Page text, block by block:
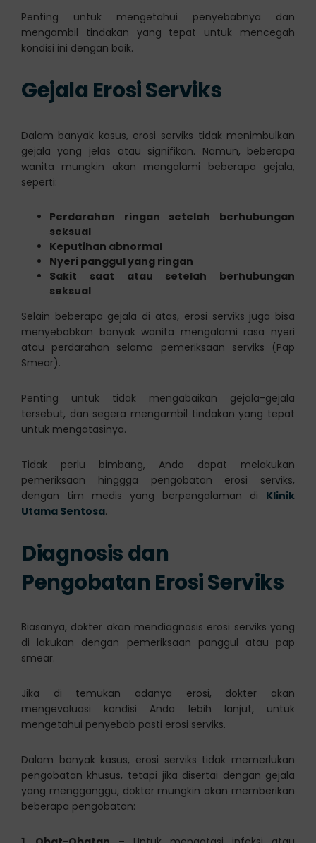
Penting untuk mengetahui penyebabnya dan
mengambil tindakan yang tepat untuk mencegah
kondisi ini dengan baik.
Gejala Erosi Serviks
Dalam banyak kasus, erosi serviks tidak menimbulkan
gejala yang jelas atau signifikan. Namun, beberapa
wanita mungkin akan mengalami beberapa gejala,
seperti:
Perdarahan ringan setelah berhubungan
seksual
Keputihan abnormal
Nyeri panggul yang ringan
Sakit saat atau setelah berhubungan
seksual
Selain beberapa gejala di atas, erosi serviks juga bisa
menyebabkan banyak wanita mengalami rasa nyeri
atau perdarahan selama pemeriksaan serviks (Pap
Smear).
Penting untuk tidak mengabaikan gejala-gejala
tersebut, dan segera mengambil tindakan yang tepat
untuk mengatasinya.
Tidak perlu bimbang, Anda dapat melakukan
pemeriksaan hinggga pengobatan erosi serviks,
dengan tim medis yang berpengalaman di Klinik
Utama Sentosa.
Diagnosis dan
Pengobatan Erosi Serviks
Biasanya, dokter akan mendiagnosis erosi serviks yang
di lakukan dengan pemeriksaan panggul atau pap
smear.
Jika di temukan adanya erosi, dokter akan
mengevaluasi kondisi Anda lebih lanjut, untuk
mengetahui penyebab pasti erosi serviks.
Dalam banyak kasus, erosi serviks tidak memerlukan
pengobatan khusus, tetapi jika disertai dengan gejala
yang mengganggu, dokter mungkin akan memberikan
beberapa pengobatan: